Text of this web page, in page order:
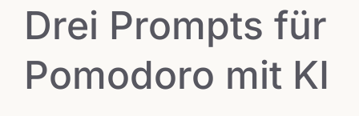
Drei Prompts für
Pomodoro mit KI